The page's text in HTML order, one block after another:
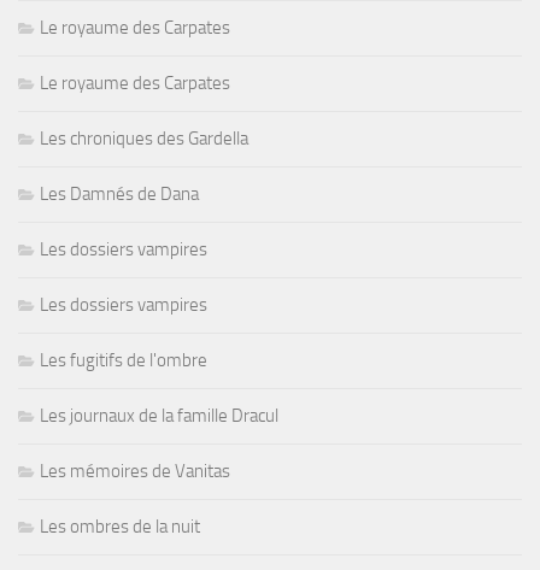
Le royaume des Carpates
Le royaume des Carpates
Les chroniques des Gardella
Les Damnés de Dana
Les dossiers vampires
Les dossiers vampires
Les fugitifs de l'ombre
Les journaux de la famille Dracul
Les mémoires de Vanitas
Les ombres de la nuit